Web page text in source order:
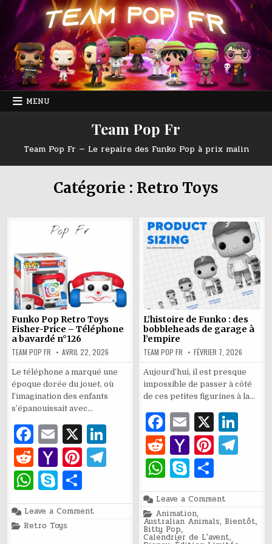
content
MENU
Team Pop Fr
Team Pop Fr — Le repaire des Funko Pop à prix malin
Catégorie : Retro Toys
Funko Pop Retro Toys
Fisher-Price – Téléphone
a bavardé n°126
TEAM POP FR AVRIL 22, 2026
Le téléphone a marqué une
époque dorée du jouet, où
l’imagination des enfants
s’épanouissait avec…
F
a
c
e
b
o
E
m
ai
l
X
dI
R
e
d
di
t
Y
a
h
o
o
Pi
re g
W
h
at
S
k
y
ar
ta
Leave a Commenton
Funko
Posted
Retro Toys
L’histoire de Funko : des
bobbleheads de garage à
l’empire
TEAM POP FR FÉVRIER 7, 2026
Aujourd’hui, il est presque
impossible de passer à côté
de ces petites figurines à la…
F
a
c
e
b
o
o
E
m
ai
l
X
dI
n
R
e
d
di
t
Y
a
h
o
o
Pi
re
st
g
ra
W
h
at
s
S
k
y
p
ar
ta
g
Leave a Commenton
L’histoire
Funko
des
Posted
in
Animation,
Australian Animals,Bientôt,
Bitty Pop,
Calendrier de L'avent,